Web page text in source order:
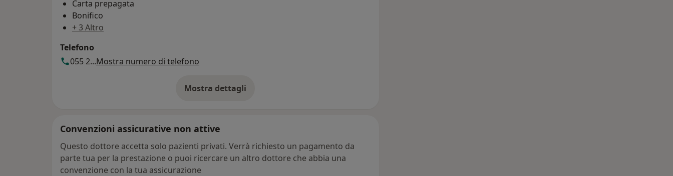
Carta prepagata
Bonifico
+ 3 Altro
Telefono
055 2...Mostra numero di telefono
Mostra dettagli
sull'indirizzo
Convenzioni assicurative non attive
Questo dottore accetta solo pazienti privati. Verrà richiesto un pagamento da
parte tua per la prestazione o puoi ricercare un altro dottore che abbia una
convenzione con la tua assicurazione